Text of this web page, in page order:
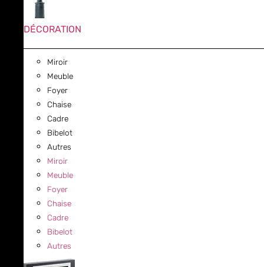
DÉCORATION
Miroir
Meuble
Foyer
Chaise
Cadre
Bibelot
Autres
Miroir
Meuble
Foyer
Chaise
Cadre
Bibelot
Autres